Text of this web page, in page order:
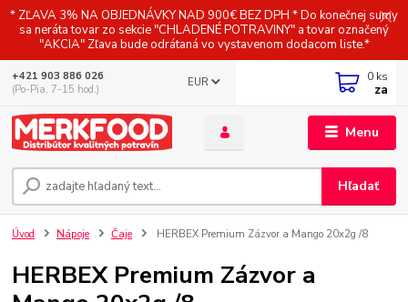
* ZĽAVA 3% NA OBJEDNÁVKY NAD 900€ BEZ DPH * Do konečnej sumy
sa neráta tovar zo sekcie "CHLADENÉ POTRAVINY" a tovar označený
"AKCIA" Zľava bude odrátaná vo vystavenom dodacom liste.*
Menu
EUR
Hľadať
+421 903 886 026
(Po-Pia, 7-15 hod.)
0 ks
za
Úvod Nápoje Čaje HERBEX Premium Zázvor a Mango 20x2g /8
HERBEX Premium Zázvor a